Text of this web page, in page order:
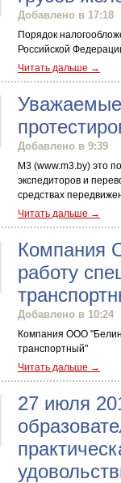
Добавлено в 17:18
Порядок
Российской
Читать дальше →
Добавлено в 9:39
М3 (www.m3.by) это
экспедиторов и
средствах
Читать дальше →
Компания
работу
Добавлено в 10:24
Компания ООО
транспортный"
Читать дальше →
27 июля